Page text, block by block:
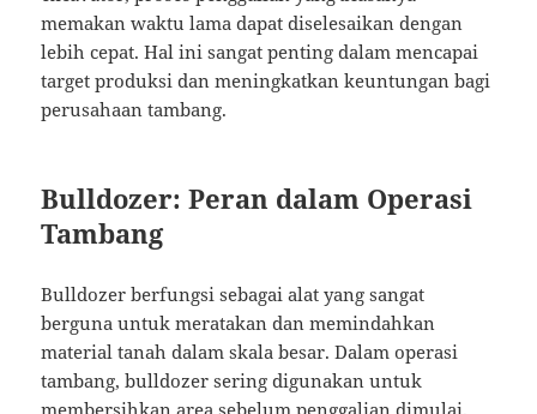
memakan waktu lama dapat diselesaikan dengan
lebih cepat. Hal ini sangat penting dalam mencapai
target produksi dan meningkatkan keuntungan bagi
perusahaan tambang.
Bulldozer: Peran dalam Operasi
Tambang
Bulldozer berfungsi sebagai alat yang sangat
berguna untuk meratakan dan memindahkan
material tanah dalam skala besar. Dalam operasi
tambang, bulldozer sering digunakan untuk
membersihkan area sebelum penggalian dimulai,